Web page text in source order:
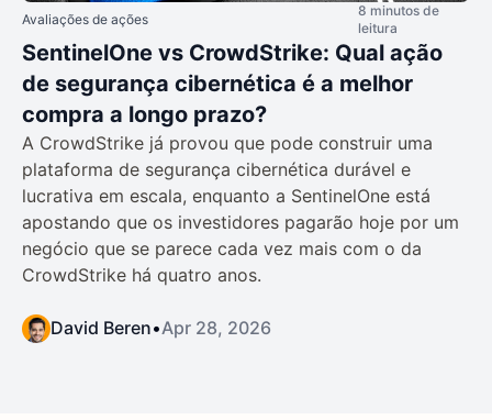
Avaliações de ações
8 minutos de
leitura
SentinelOne vs CrowdStrike: Qual ação
de segurança cibernética é a melhor
compra a longo prazo?
A CrowdStrike já provou que pode construir uma
plataforma de segurança cibernética durável e
lucrativa em escala, enquanto a SentinelOne está
apostando que os investidores pagarão hoje por um
negócio que se parece cada vez mais com o da
CrowdStrike há quatro anos.
David Beren•Apr 28, 2026